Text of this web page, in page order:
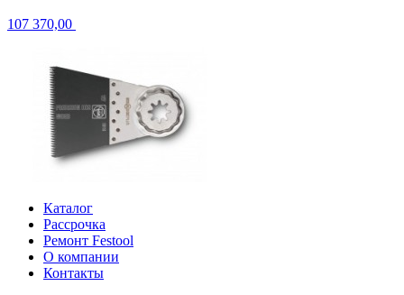
107 370,00
Каталог
Рассрочка
Ремонт Festool
О компании
Контакты